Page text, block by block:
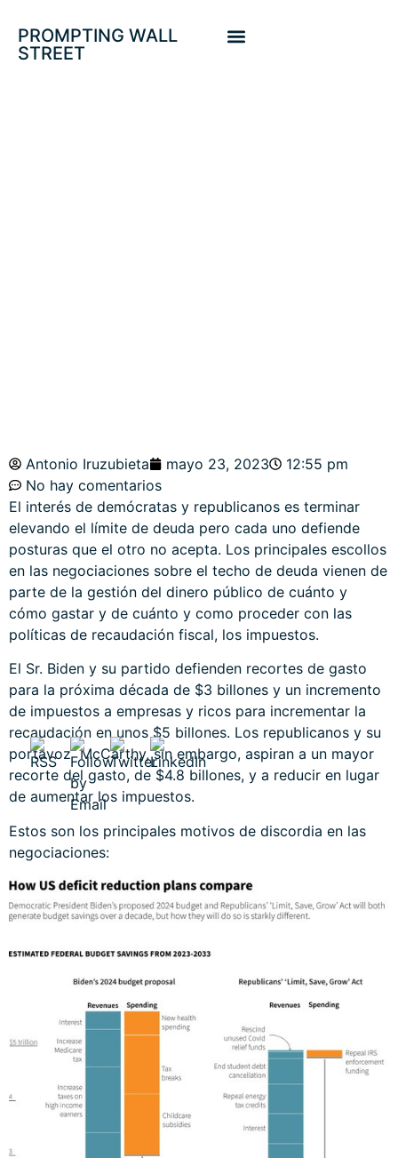
PROMPTING WALL
STREET
Antonio Iruzubieta mayo 23, 2023
12:55 pm
No hay comentarios
El interés de demócratas y republicanos es terminar
elevando el límite de deuda pero cada uno defiende
posturas que el otro no acepta. Los principales escollos
en las negociaciones sobre el techo de deuda vienen de
parte de la gestión del dinero público de cuánto y
cómo gastar y de cuánto y como proceder con las
políticas de recaudación fiscal, los impuestos.
El Sr. Biden y su partido defienden recortes de gasto
para la próxima década de $3 billones y un incremento
de impuestos a empresas y ricos para incrementar la
recaudación en unos $5 billones. Los republicanos y su
portavozMcCarthy, sin embargo, aspiran a un mayor
recorte del gasto, de $4.8 billones, y a reducir en lugar
de aumentar los impuestos.
Estos son los principales motivos de discordia en las
negociaciones: